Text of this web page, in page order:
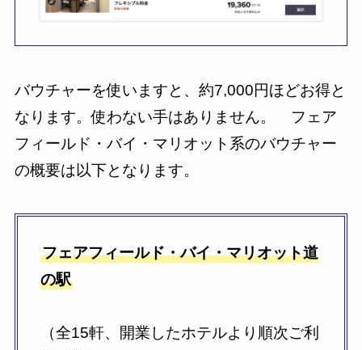
バウチャーを使いますと、約7,000円ほどお得と
なります。使わない手はありません。 フェア
フィールド・バイ・マリオット系のバウチャー
の概要は以下となります。
フェアフィールド・バイ・マリオット道
の駅
（全15軒、開業したホテルより順次ご利